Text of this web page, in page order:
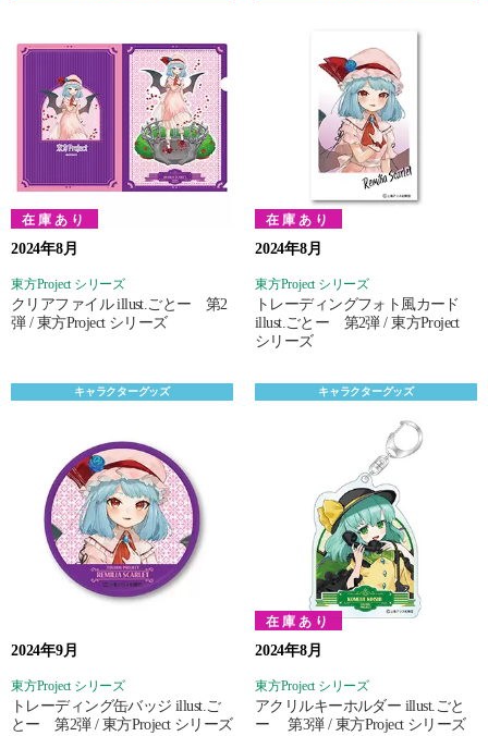
在庫あり
2024年8月
東方Project シリーズ
クリアファイル illust.ごとー 第2
弾 / 東方Project シリーズ
在庫あり
2024年8月
東方Project シリーズ
トレーディングフォト風カード
illust.ごとー 第2弾 / 東方Project
シリーズ
キャラクターグッズ
2024年9月
東方Project シリーズ
トレーディング缶バッジ illust.ご
とー 第2弾 / 東方Project シリーズ
キャラクターグッズ
在庫あり
2024年8月
東方Project シリーズ
アクリルキーホルダー illust.ごと
ー 第3弾 / 東方Project シリーズ